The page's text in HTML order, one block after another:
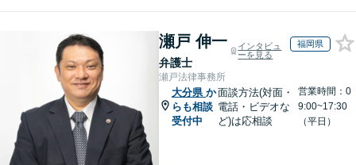
瀬戸 伸一
弁護士
インタビュ
ーを見る
福岡県
瀬戸法律事務所
大分県 か
らも相談
受付中
面談方法(対面・
電話・ビデオな
ど)は応相談
営業時間：0
9:00~17:30
（平日）